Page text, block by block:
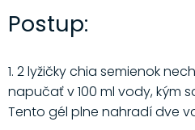
Postup:
1. 2 lyžičky chia semienok
napučať v 100 ml vody, kým
Tento gél plne nahradí dve